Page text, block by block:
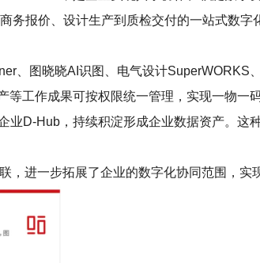
务报价、设计生产到质检交付的一站式数
、图晓晓AI识图、电气设计
工作成果可按权限统一管理，实现一物一
业D-Hub，持续积淀形成企业数据资产。
，进一步拓展了企业的数字化协同范围，实